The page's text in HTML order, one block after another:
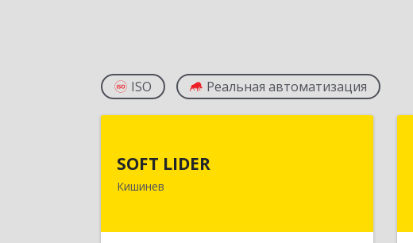
ISO Реальная автоматизация
SOFT LIDER
Кишинев
Подробнее